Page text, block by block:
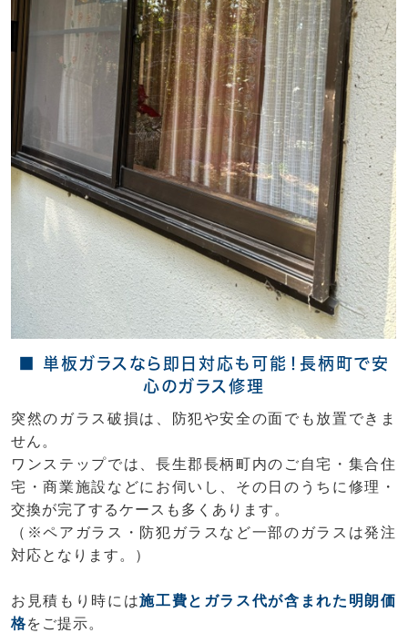
■ 単板ガラスなら即日対応も可能！長柄町で安
心のガラス修理
突然のガラス破損は、防犯や安全の面でも放置できま
せん。
ワンステップでは、長生郡長柄町内のご自宅・集合住
宅・商業施設などにお伺いし、その日のうちに修理・
交換が完了するケースも多くあります。
（※ペアガラス・防犯ガラスなど一部のガラスは発注
対応となります。）
お見積もり時には施工費とガラス代が含まれた明朗価
格をご提示。